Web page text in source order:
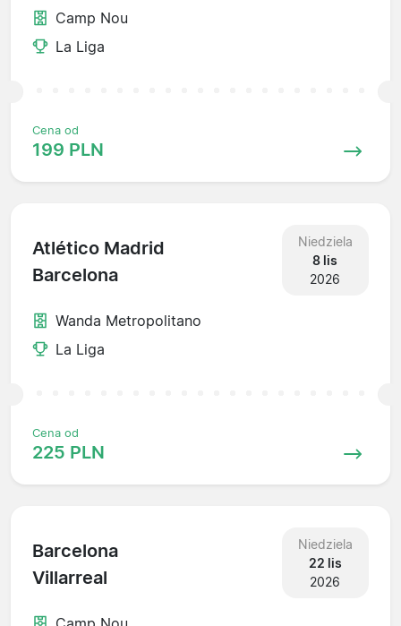
Camp Nou
La Liga
Cena od
199 PLN
Atlético Madrid
Barcelona
Niedziela
8 lis
2026
Wanda Metropolitano
La Liga
Cena od
225 PLN
Barcelona
Villarreal
Niedziela
22 lis
2026